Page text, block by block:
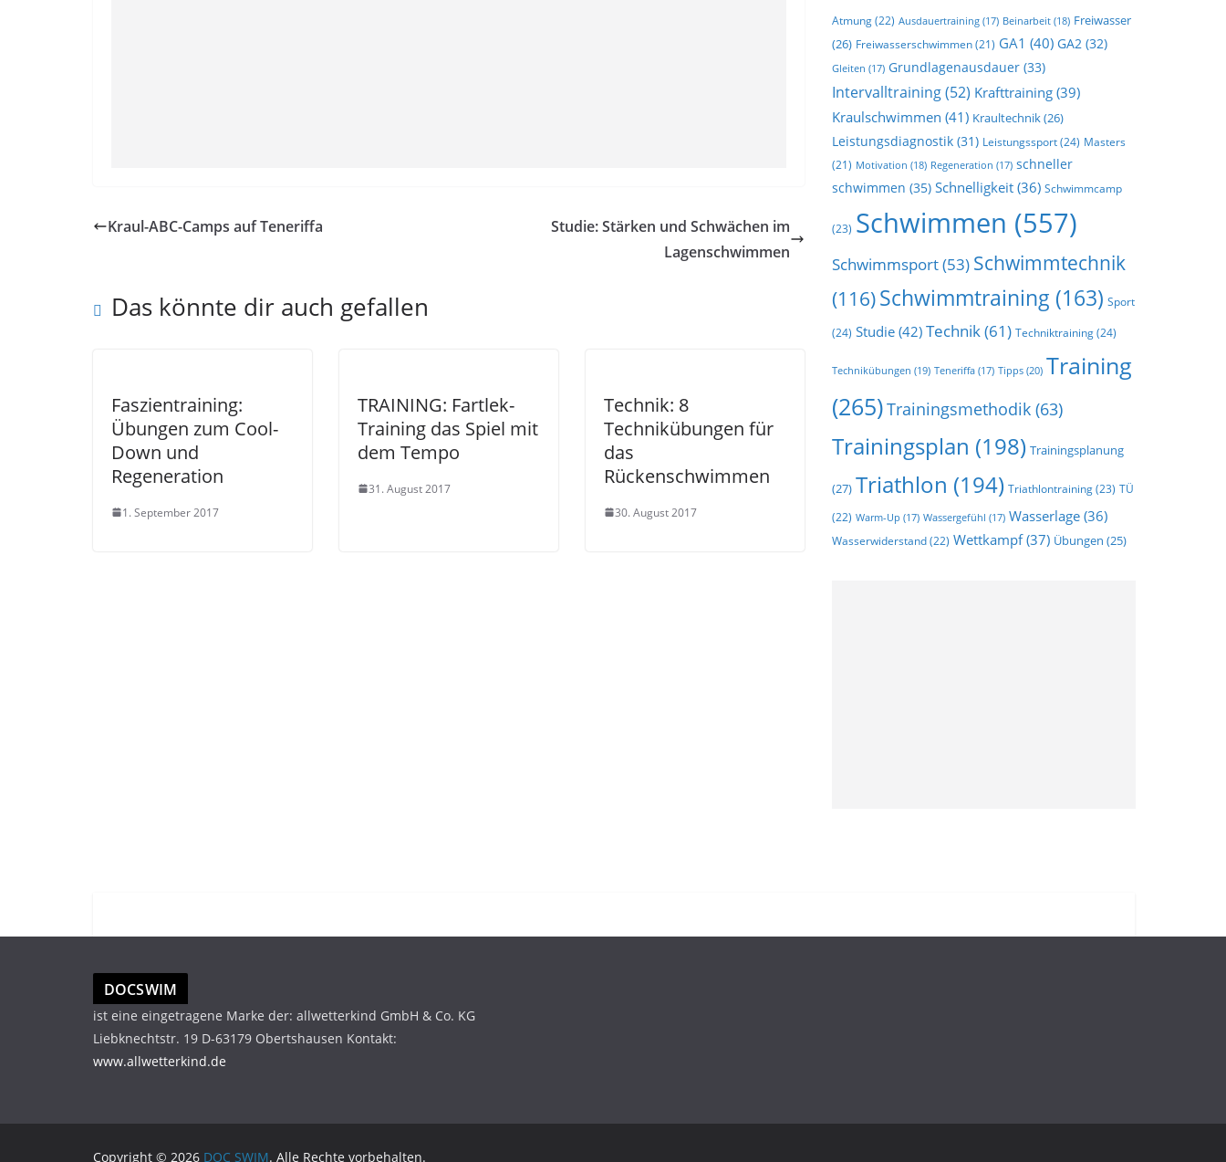
Kraul-ABC-Camps auf Teneriffa
Studie: Stärken und Schwächen im
Lagenschwimmen
Das könnte dir auch gefallen
Faszientraining:
Übungen zum Cool-
Down und
Regeneration
1. September 2017
TRAINING: Fartlek-
Training das Spiel mit
dem Tempo
31. August 2017
Technik: 8
Technikübungen für
das
Rückenschwimmen
30. August 2017
Atmung(22) Ausdauertraining (17) Beinarbeit (18) Freiwasser
(26) Freiwasserschwimmen (21) GA1 (40) GA2 (32)
Gleiten (17) Grundlagenausdauer (33)
Intervalltraining(52) Krafttraining (39)
Kraulschwimmen (41) Kraultechnik(26)
Leistungsdiagnostik (31) Leistungssport(24) Masters
(21) Motivation (18) Regeneration (17) schneller
schwimmen (35) Schnelligkeit (36) Schwimmcamp
(23) Schwimmen (557)
Schwimmsport(53) Schwimmtechnik
(116)Schwimmtraining (163) Sport
(24) Studie (42) Technik(61) Techniktraining(24)
Technikübungen (19) Teneriffa (17) Tipps (20) Training
(265)Trainingsmethodik (63)
Trainingsplan (198) Trainingsplanung
(27) Triathlon (194) Triathlontraining(23) TÜ
(22) Warm-Up (17) Wassergefühl (17) Wasserlage (36)
Wasserwiderstand(22) Wettkampf(37) Übungen (25)
DOCSWIM
ist eine eingetragene Marke der: allwetterkind GmbH & Co. KG
Liebknechtstr. 19 D-63179 Obertshausen Kontakt:
www.allwetterkind.de
Copyright © 2026 DOC SWIM. Alle Rechte vorbehalten.